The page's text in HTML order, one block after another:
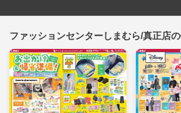
ファッションセンターしまむら/真正店